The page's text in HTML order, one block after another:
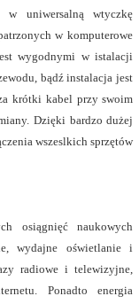
w uniwersalną wtyczkę
w komputerowe
wygodnymi w istalacji
bądź instalacja jest
krótki kabel przy swoim
Dzięki bardzo dużej
wszeslkich sprzętów
osiągnięć naukowych
wydajne oświetlanie i
radiowe i telewizyjne,
Ponadto energia